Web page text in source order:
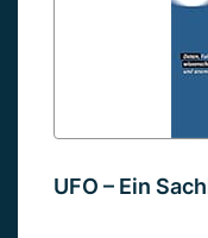
UFO – Ein